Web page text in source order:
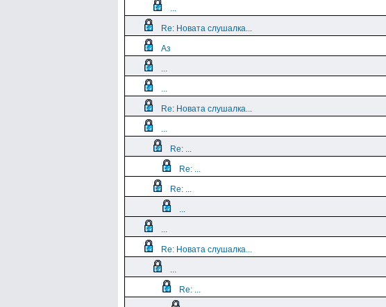
...
Re: Новата слушалка...
Аз
...
...
Re: Новата слушалка...
...
Re: ...
Re: ...
Re: ...
...
...
Re: Новата слушалка...
...
Re: ...